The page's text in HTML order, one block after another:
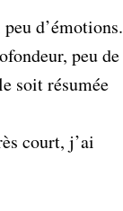
d’émotions.
peu de
soit résumée
court, j’ai